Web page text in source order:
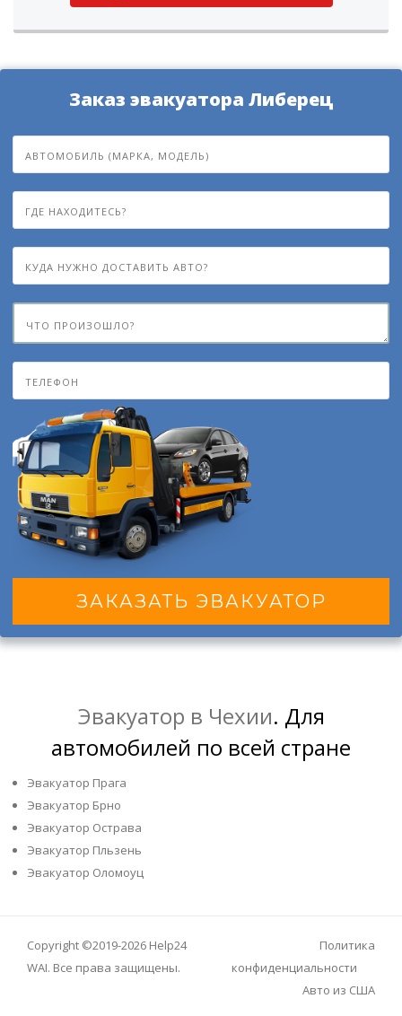
Заказ эвакуатора Либерец
ЗАКАЗАТЬ ЭВАКУАТОР
Эвакуатор в Чехии. Для
автомобилей по всей стране
Эвакуатор Прага
Эвакуатор Брно
Эвакуатор Острава
Эвакуатор Пльзень
Эвакуатор Оломоуц
Copyright ©2019-2026 Help24
WAI. Все права защищены.
Политика
конфиденциальности
Авто из США